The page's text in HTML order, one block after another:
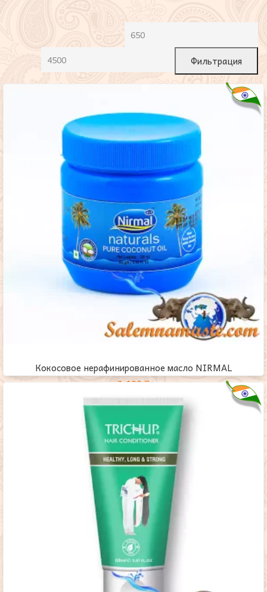
Фильтрация
Кокосовое нерафинированное масло NIRMAL
2,100₸